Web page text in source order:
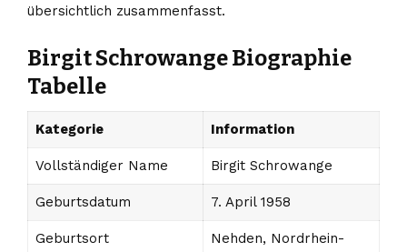
übersichtlich zusammenfasst.
Birgit Schrowange Biographie
Tabelle
Kategorie Information
Vollständiger Name Birgit Schrowange
Geburtsdatum 7. April 1958
Geburtsort
Nehden, Nordrhein-